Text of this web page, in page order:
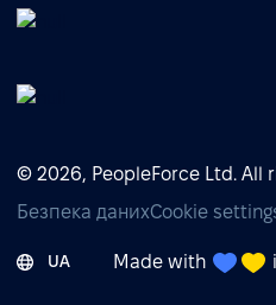
© 2026, PeopleForce Ltd. All
Безпека данихCookie
UA Made with